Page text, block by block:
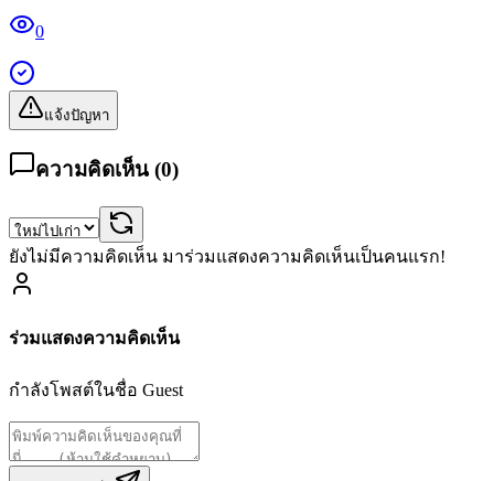
0
แจ้งปัญหา
ความคิดเห็น (0)
ยังไม่มีความคิดเห็น มาร่วมแสดงความคิดเห็นเป็นคนแรก!
ร่วมแสดงความคิดเห็น
กำลังโพสต์ในชื่อ Guest